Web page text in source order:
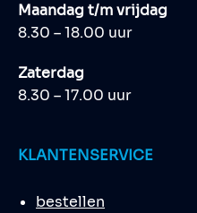
Maandag t/m vrijdag
8.30 – 18.00 uur
Zaterdag
8.30 – 17.00 uur
KLANTENSERVICE
bestellen